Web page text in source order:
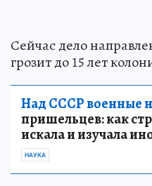
Сейчас дело
грозит до 15 лет
Над СССР военные
пришельцев: как
искала и изучала
НАУКА